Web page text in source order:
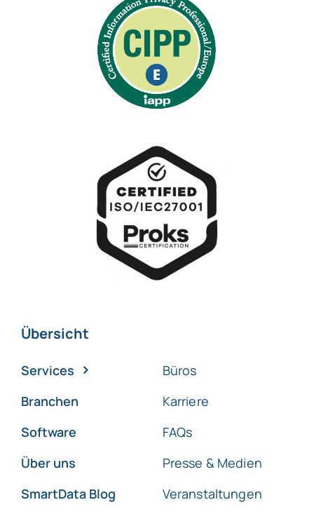
Übersicht
Services
Branchen
Software
Über uns
SmartData Blog
Büros
Karriere
FAQs
Presse & Medien
Veranstaltungen